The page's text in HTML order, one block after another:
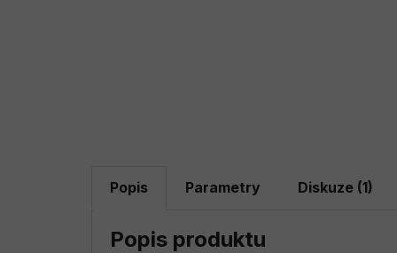
Popis Parametry Diskuze (1)
Popis produktu